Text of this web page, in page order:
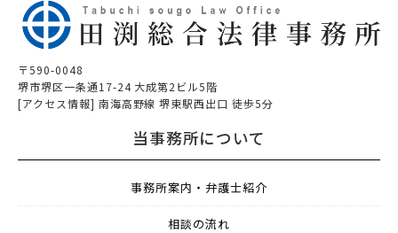
〒590-0048
堺市堺区一条通17-24 大成第2ビル5階
[アクセス情報] 南海高野線 堺東駅西出口 徒歩5分
当事務所について
事務所案内・弁護士紹介
相談の流れ